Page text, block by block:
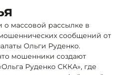
массовой рассылке в
сообщений от
Ольги Руденко.
мошенники создают
Руденко СККА», где